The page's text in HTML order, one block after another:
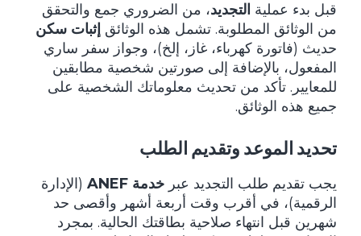
قبل بدء عملية التجديد، من الضروري جمع والتحقق
من الوثائق المطلوبة. تشمل هذه الوثائق إثبات سكن
حديث (فاتورة كهرباء، غاز، إلخ)، وجواز سفر ساري
المفعول، بالإضافة إلى صورتين شخصية مطابقين
للمعايير. تأكد من تحديث معلوماتك الشخصية على
جميع هذه الوثائق.
تحديد الموعد وتقديم الطلب
يجب تقديم طلب التجديد عبر خدمة ANEF
(الإدارة
الرقمية)، في أقرب وقت أربعة أشهر وأقصى حد
شهرين قبل انتهاء صلاحية بطاقتك الحالية. بمجرد